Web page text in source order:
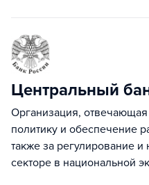
Центральный
Организация,
политику и обеспечение
также за регулирование
секторе в национальной